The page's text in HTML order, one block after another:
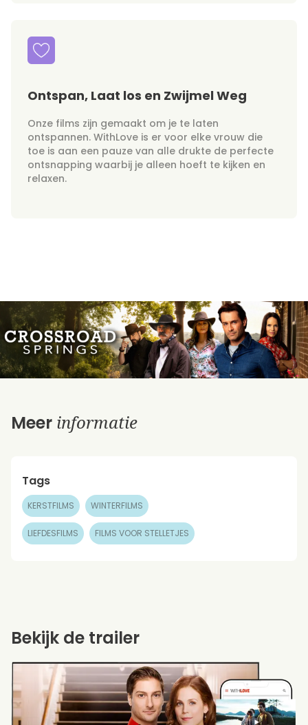
Ontspan, Laat los en Zwijmel Weg
Onze films zijn gemaakt om je te laten
ontspannen. WithLove is er voor elke vrouw die
toe is aan een pauze van alle drukte de perfecte
ontsnapping waarbij je alleen hoeft te kijken en
relaxen.
Meer informatie
Tags
KERSTFILMS WINTERFILMS
LIEFDESFILMS FILMS VOOR STELLETJES
Bekijk de trailer